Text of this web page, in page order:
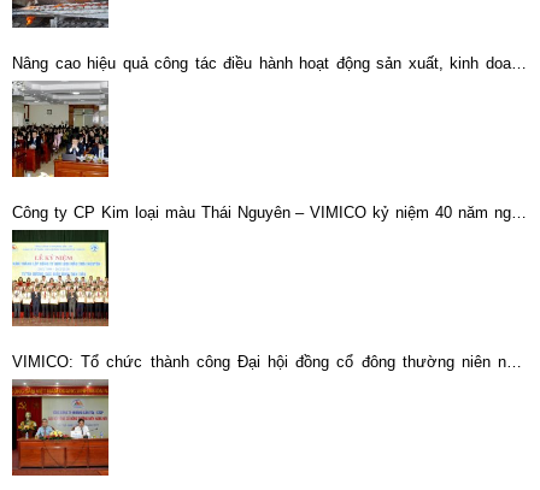
Nâng cao hiệu quả công tác điều hành hoạt động sản xuất, kinh doanh
toàn Tổng công ty
Công ty CP Kim loại màu Thái Nguyên – VIMICO kỷ niệm 40 năm ngày
thành lập
VIMICO: Tổ chức thành công Đại hội đồng cổ đông thường niên năm
2021